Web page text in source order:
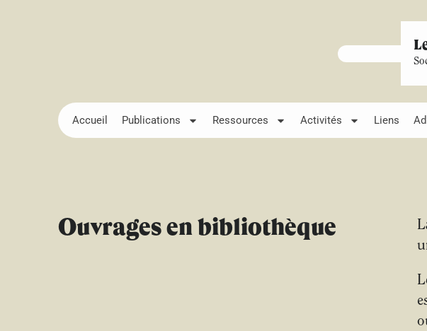
Accueil Publications Ressources Activités Liens
Ouvrages en bibliothèque